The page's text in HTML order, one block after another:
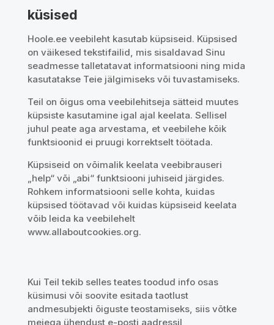
küsised
Hoole.ee veebileht kasutab küpsiseid. Küpsised
on väikesed tekstifailid, mis sisaldavad Sinu
seadmesse talletatavat informatsiooni ning mida
kasutatakse Teie jälgimiseks või tuvastamiseks.
Teil on õigus oma veebilehitseja sätteid muutes
küpsiste kasutamine igal ajal keelata. Sellisel
juhul peate aga arvestama, et veebilehe kõik
funktsioonid ei pruugi korrektselt töötada.
Küpsiseid on võimalik keelata veebibrauseri
„help“ või „abi“ funktsiooni juhiseid järgides.
Rohkem informatsiooni selle kohta, kuidas
küpsised töötavad või kuidas küpsiseid keelata
võib leida ka veebilehelt
www.allaboutcookies.org.
Kui Teil tekib selles teates toodud info osas
küsimusi või soovite esitada taotlust
andmesubjekti õiguste teostamiseks, siis võtke
meiega ühendust e-posti aadressil